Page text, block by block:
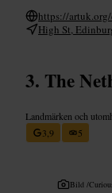
https://
High St,
The
Landmärken och
3,9
5
Bild /